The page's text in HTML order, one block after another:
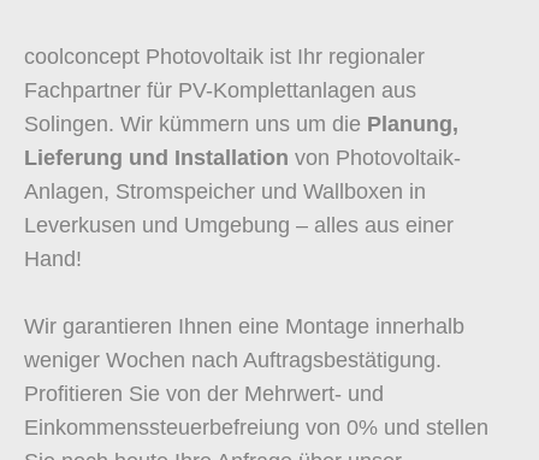
coolconcept Photovoltaik ist Ihr regionaler
Fachpartner für PV-Komplettanlagen aus
Solingen. Wir kümmern uns um die Planung,
Lieferung und Installation von Photovoltaik-
Anlagen, Stromspeicher und Wallboxen in
Leverkusen und Umgebung – alles aus einer
Hand!
Wir garantieren Ihnen eine Montage innerhalb
weniger Wochen nach Auftragsbestätigung.
Profitieren Sie von der Mehrwert- und
Einkommenssteuerbefreiung von 0% und stellen